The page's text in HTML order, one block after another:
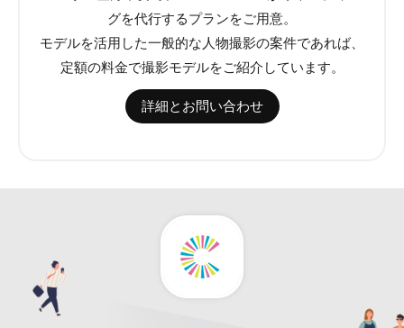
グを代行するプランをご用意。
モデルを活用した一般的な人物撮影の案件であれば、
定額の料金で撮影モデルをご紹介しています。
詳細とお問い合わせ